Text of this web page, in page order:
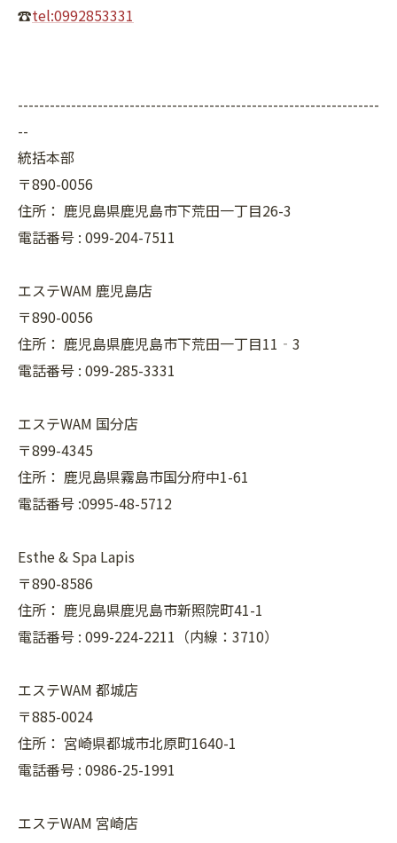
☎tel:0992853331
--------------------------------------------------------------------
--
統括本部
〒890-0056
住所： 鹿児島県鹿児島市下荒田一丁目26-3
電話番号 : 099-204-7511
エステWAM 鹿児島店
〒890-0056
住所： 鹿児島県鹿児島市下荒田一丁目11‐3
電話番号 : 099-285-3331
エステWAM 国分店
〒899-4345
住所： 鹿児島県霧島市国分府中1-61
電話番号 :0995-48-5712
Esthe & Spa Lapis
〒890-8586
住所： 鹿児島県鹿児島市新照院町41-1
電話番号 : 099-224-2211（内線：3710）
エステWAM 都城店
〒885-0024
住所： 宮崎県都城市北原町1640-1
電話番号 : 0986-25-1991
エステWAM 宮崎店